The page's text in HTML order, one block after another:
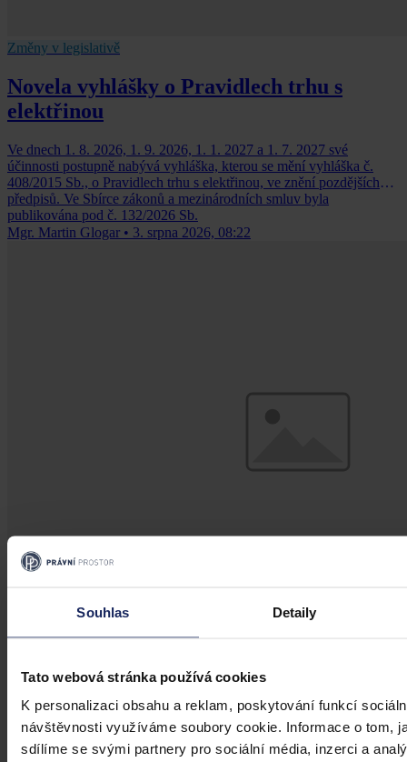
Souhlas Detaily
Tato webová stránka používá cookies
K personalizaci obsahu a reklam, poskytování funkcí
návštěvnosti využíváme soubory cookie. Informace o tom,
sdílíme se svými partnery pro sociální média, inzerci a
Změny v legislativě
Novela vyhlášky o Pravidlech trhu s
elektřinou
Ve dnech 1. 8. 2026, 1. 9. 2026, 1. 1. 2027 a 1. 7. 2027 své
účinnosti postupně nabývá vyhláška, kterou se mění vyhláška č.
408/2015 Sb., o Pravidlech trhu s elektřinou, ve znění pozdějších
předpisů. Ve Sbírce zákonů a mezinárodních smluv byla
publikována pod č. 132/2026 Sb.
Mgr. Martin Glogar • 3. srpna 2026, 08:22
Změny v legislativě
Novela prováděcí vyhlášky k zákonu o
veřejném zdravotním pojištění
Dne 1. 7. 2026 své účinnosti nabyla vyhláška, kterou se mění
vyhláška č. 376/2011 Sb., kterou se provádějí některá ustanovení